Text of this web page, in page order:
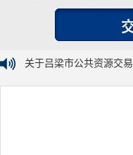
关于吕梁市公共资源交